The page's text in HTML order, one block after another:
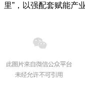
里”，以强配套赋能产